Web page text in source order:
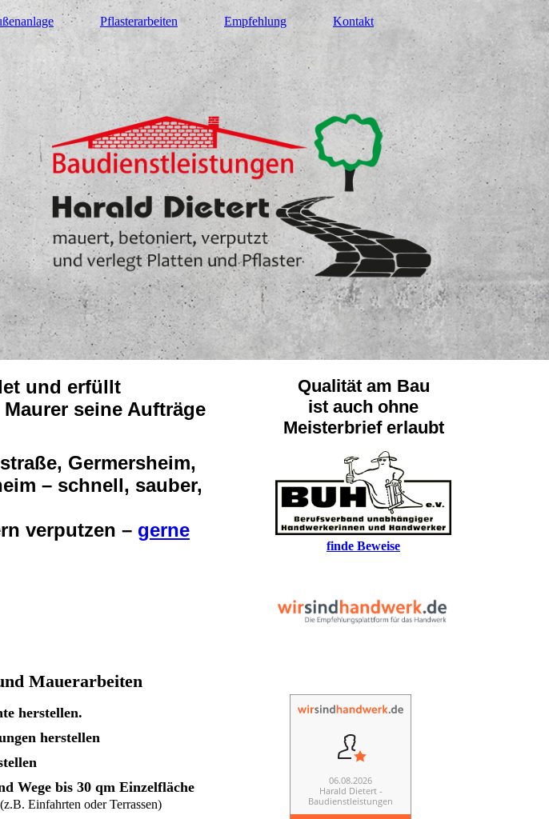
Pflasterarbeiten Empfehlung Kontakt
und erfüllt
seine Aufträge
Germersheim,
– schnell, sauber,
verputzen – gerne
Mauerarbeiten
herstellen.
herstellen
Wege bis 30 qm Einzelfläche
(z.B. Einfahrten oder Terrassen)
Qualität am Bau
ist auch ohne
Meisterbrief erlaubt
finde Beweise